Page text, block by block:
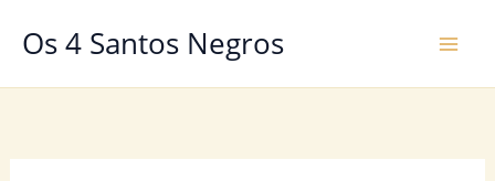
paraOs 4 Santos Negros